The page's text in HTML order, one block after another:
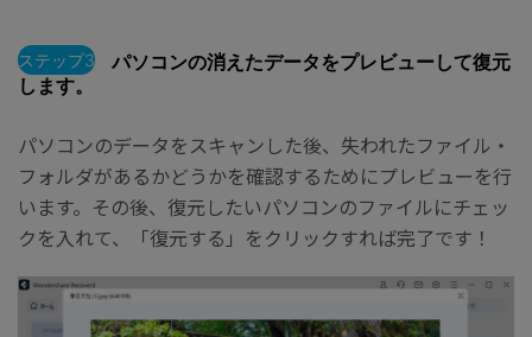
ステップ3
パソコンの消えたデータをプレビューして復元
します。
パソコンのデータをスキャンした後、失われたファイル・
フォルダがあるかどうかを確認するためにプレビューを行
います。その後、復元したいパソコンのファイルにチェッ
クを入れて、「復元する」をクリックすれば完了です！